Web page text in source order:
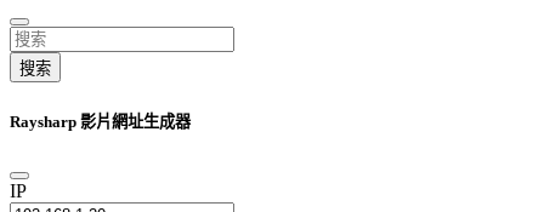
搜索
Raysharp 影片網址生成器
IP